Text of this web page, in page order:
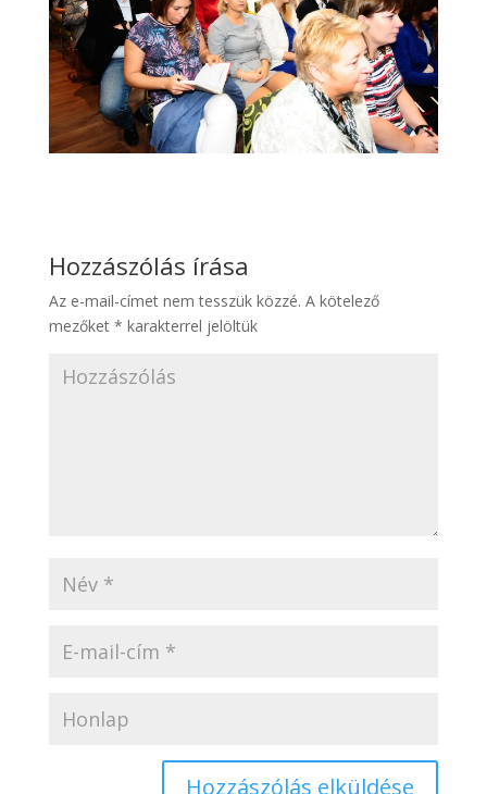
Hozzászólás írása
Az e-mail-címet nem tesszük közzé. A kötelező
mezőket * karakterrel jelöltük